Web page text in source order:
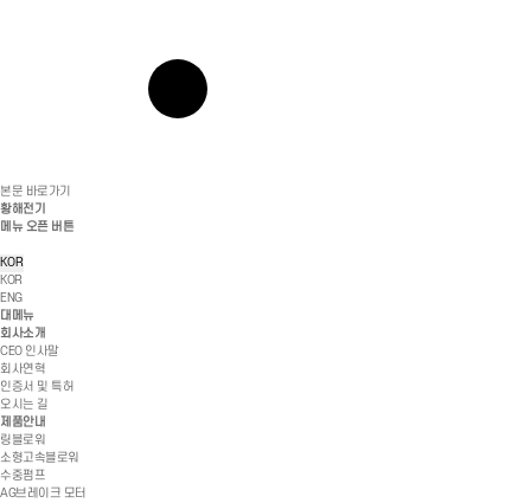
본문 바로가기
황해전기
메뉴 오픈 버튼
KOR
KOR
ENG
대메뉴
회사소개
CEO 인사말
회사연혁
인증서 및 특허
오시는 길
제품안내
링블로워
소형고속블로워
수중펌프
AG브레이크 모터